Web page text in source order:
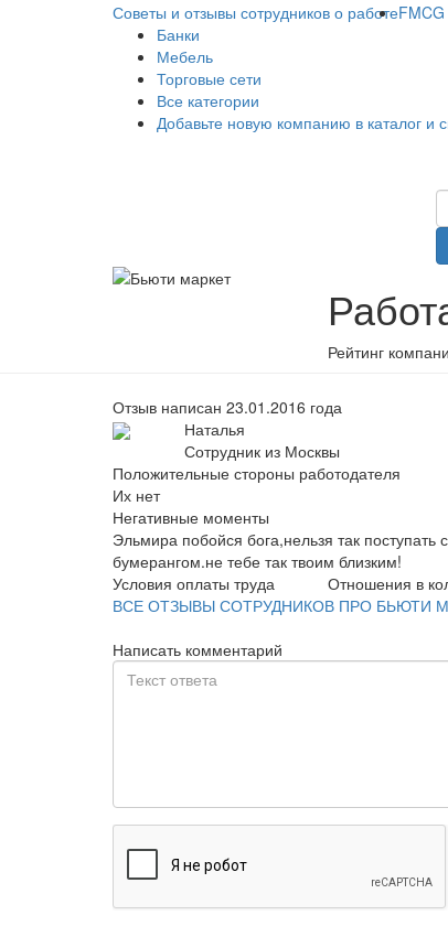
Советы и отзывы сотрудников о работеFMCG
Банки
Мебель
Торговые сети
Все категории
Добавьте новую компанию в каталог и
Рейтинг
Отзыв написан 23.01.2016 года
Наталья
Сотрудник из Москвы
Положительные стороны работодателя
Их нет
Негативные моменты
Эльмира побойся бога,нельзя так
бумерангом.не тебе так твоим близким!
Условия оплаты труда
Отношения в
ВСЕ ОТЗЫВЫ СОТРУДНИКОВ ПРО БЬЮТИ
Написать комментарий